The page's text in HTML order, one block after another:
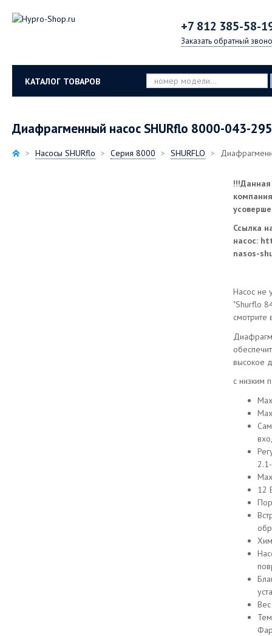
+7 812 385-58-
Заказать обратный
КАТАЛОГ ТОВАРОВ
Диафрагменный насос SHURflo 8000-043-295
Насосы SHURflo Серия 8000 SHURFLO
!!!Данная
Ссылка
насос:
nasos-
Насос не
"Shurflo
смотрите
высокое
с низким
12